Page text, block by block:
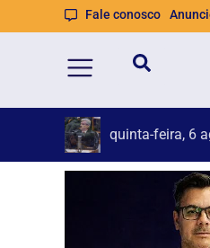
Fale conosco
quinta-feira, 6